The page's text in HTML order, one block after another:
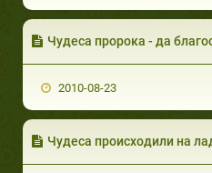
Чудеса пророка - да
2010-08-23
Чудеса происходили на